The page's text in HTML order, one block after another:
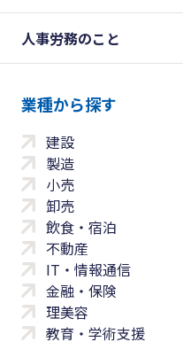
人事労務のこと
業種から探す
建設
製造
小売
卸売
飲食・宿泊
不動産
IT・情報通信
金融・保険
理美容
教育・学術支援